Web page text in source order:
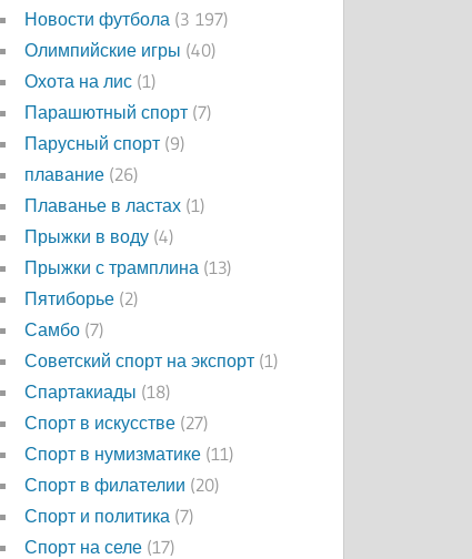
Новости футбола (3 197)
Олимпийские игры (40)
Охота на лис (1)
Парашютный спорт (7)
Парусный спорт (9)
плавание (26)
Плаванье в ластах (1)
Прыжки в воду (4)
Прыжки с трамплина (13)
Пятиборье (2)
Самбо (7)
Советский спорт на экспорт (1)
Спартакиады (18)
Спорт в искусстве (27)
Спорт в нумизматике (11)
Спорт в филателии (20)
Спорт и политика (7)
Спорт на селе (17)